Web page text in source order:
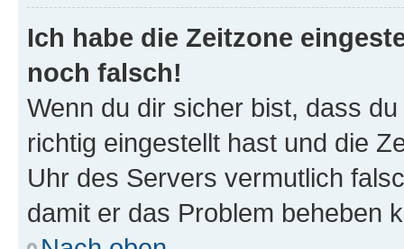
Ich habe die Zeitzone
noch falsch!
Wenn du dir sicher bist, dass
richtig eingestellt hast und die
Uhr des Servers vermutlich
damit er das Problem beheben